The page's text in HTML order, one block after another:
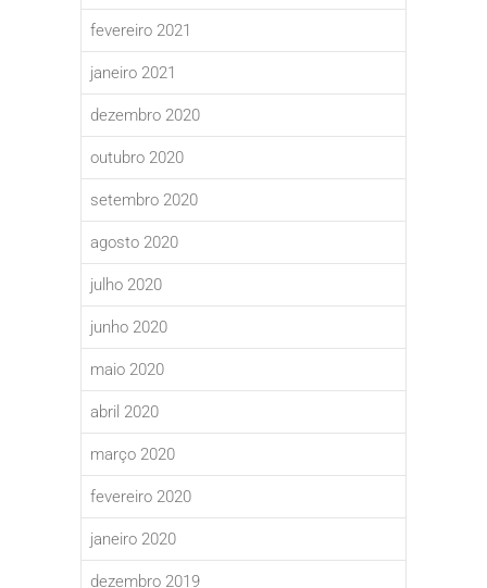
fevereiro 2021
janeiro 2021
dezembro 2020
outubro 2020
setembro 2020
agosto 2020
julho 2020
junho 2020
maio 2020
abril 2020
março 2020
fevereiro 2020
janeiro 2020
dezembro 2019